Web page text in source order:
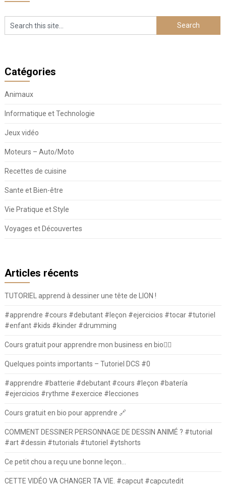
Catégories
Animaux
Informatique et Technologie
Jeux vidéo
Moteurs – Auto/Moto
Recettes de cuisine
Sante et Bien-être
Vie Pratique et Style
Voyages et Découvertes
Articles récents
TUTORIEL apprend à dessiner une tête de LION !
#apprendre #cours #debutant #leçon #ejercicios #tocar #tutoriel
#enfant #kids #kinder #drumming
Cours gratuit pour apprendre mon business en bio⛓️‍💥
Quelques points importants – Tutoriel DCS #0
#apprendre #batterie #debutant #cours #leçon #batería
#ejercicios #rythme #exercice #lecciones
Cours gratuit en bio pour apprendre 🔗
COMMENT DESSINER PERSONNAGE DE DESSIN ANIMÉ ? #tutorial
#art #dessin #tutorials #tutoriel #ytshorts
Ce petit chou a reçu une bonne leçon…
CETTE VIDÉO VA CHANGER TA VIE. #capcut #capcutedit